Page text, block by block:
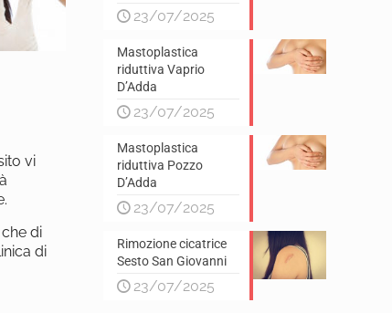
vi
di
di
23/07/2025
Mastoplastica
riduttiva Vaprio
D’Adda
23/07/2025
Mastoplastica
riduttiva Pozzo
D’Adda
23/07/2025
Rimozione cicatrice
Sesto San Giovanni
23/07/2025